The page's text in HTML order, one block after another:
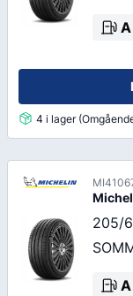
A
4 i lager
205/
A